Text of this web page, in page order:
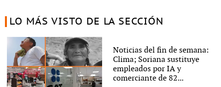
LO MÁS VISTO DE LA SECCIÓN
Noticias del fin de semana:
Clima; Soriana sustituye
empleados por IA y
comerciante de 82...